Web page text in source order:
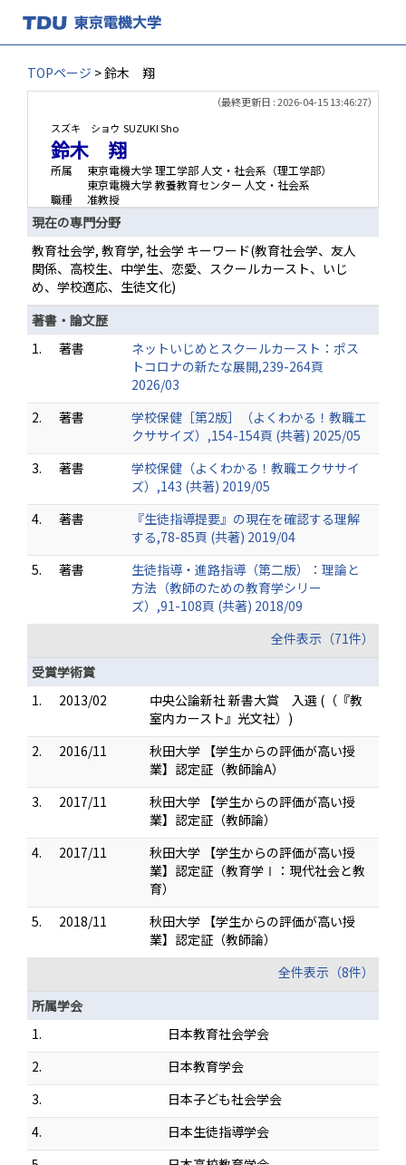
TOPページ > 鈴木 翔
（最終更新日 : 2026-04-15 13:46:27）
スズキ ショウ SUZUKI Sho
鈴木 翔
所属
東京電機大学 理工学部 人文・社会系（理工学部）
東京電機大学 教養教育センター 人文・社会系
職種
准教授
現在の専門分野
教育社会学, 教育学, 社会学 キーワード(教育社会学、友人
関係、高校生、中学生、恋愛、スクールカースト、いじ
め、学校適応、生徒文化)
著書・論文歴
1.
著書
ネットいじめとスクールカースト：ポス
トコロナの新たな展開,239-264頁
2026/03
2.
著書
学校保健［第2版］（よくわかる！教職エ
クササイズ）,154-154頁 (共著) 2025/05
3.
著書
学校保健（よくわかる！教職エクササイ
ズ）,143 (共著) 2019/05
4.
著書
『生徒指導提要』の現在を確認する理解
する,78-85頁 (共著) 2019/04
5.
著書
生徒指導・進路指導（第二版）：理論と
方法（教師のための教育学シリー
ズ）,91-108頁 (共著) 2018/09
全件表示（71件）
受賞学術賞
1.
2013/02
中央公論新社 新書大賞 入選 (（『教
室内カースト』光文社）)
2.
2016/11
秋田大学 【学生からの評価が高い授
業】認定証（教師論A）
3.
2017/11
秋田大学 【学生からの評価が高い授
業】認定証（教師論）
4.
2017/11
秋田大学 【学生からの評価が高い授
業】認定証（教育学Ⅰ：現代社会と教
育）
5.
2018/11
秋田大学 【学生からの評価が高い授
業】認定証（教師論）
全件表示（8件）
所属学会
1.
日本教育社会学会
2.
日本教育学会
3.
日本子ども社会学会
4.
日本生徒指導学会